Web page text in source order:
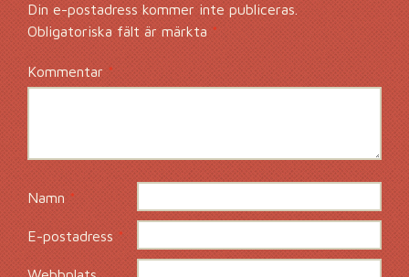
Din e-postadress kommer inte publiceras.
Obligatoriska fält är märkta *
Kommentar*
Namn *
E-postadress*